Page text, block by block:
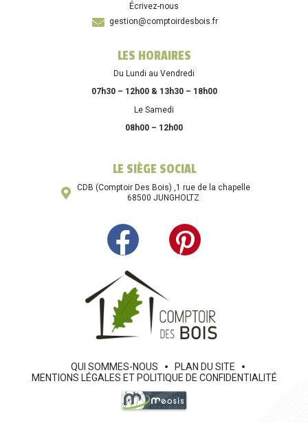
Écrivez-nous
gestion@comptoirdesbois.fr
LES HORAIRES
Du Lundi au Vendredi
07h30 – 12h00 & 13h30 – 18h00
Le Samedi
08h00 – 12h00
LE SIÈGE SOCIAL
CDB (Comptoir Des Bois) ,1 rue de la chapelle
68500 JUNGHOLTZ
QUI SOMMES-NOUS
PLAN DU SITE
MENTIONS LÉGALES ET POLITIQUE DE CONFIDENTIALITÉ